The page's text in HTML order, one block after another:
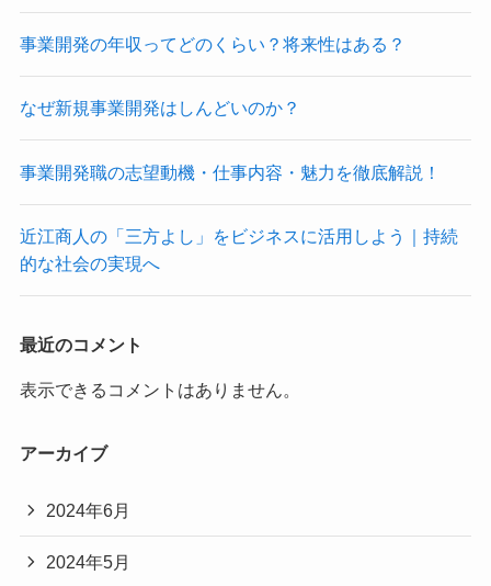
事業開発の年収ってどのくらい？将来性はある？
なぜ新規事業開発はしんどいのか？
事業開発職の志望動機・仕事内容・魅力を徹底解説！
近江商人の「三方よし」をビジネスに活用しよう｜持続
的な社会の実現へ
最近のコメント
表示できるコメントはありません。
アーカイブ
2024年6月
2024年5月